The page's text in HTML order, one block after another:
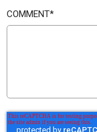
COMMENT*